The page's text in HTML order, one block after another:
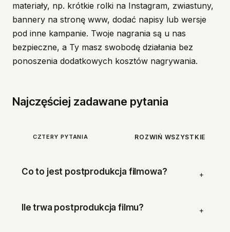
materiały, np. krótkie rolki na Instagram, zwiastuny,
bannery na stronę www, dodać napisy lub wersje
pod inne kampanie. Twoje nagrania są u nas
bezpieczne, a Ty masz swobodę działania bez
ponoszenia dodatkowych kosztów nagrywania.
Najczęściej zadawane pytania
CZTERY PYTANIA ROZWIŃ WSZYSTKIE
Co to jest postprodukcja filmowa? +
Ile trwa postprodukcja filmu? +